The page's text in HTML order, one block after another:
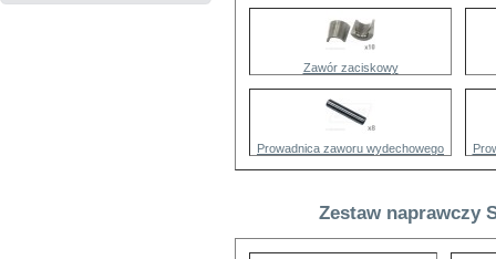
Zawór zaciskowy
Prowadnica zaworu wydechowego
Zestaw naprawczy